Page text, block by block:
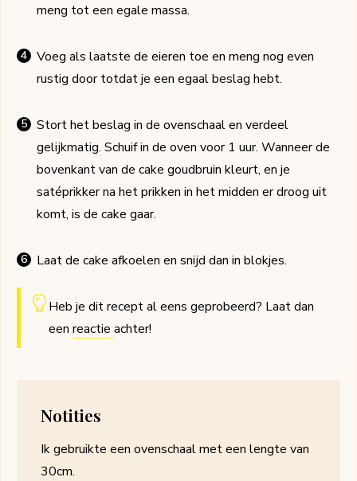
meng tot een egale massa.
Voeg als laatste de eieren toe en meng nog even
rustig door totdat je een egaal beslag hebt.
Stort het beslag in de ovenschaal en verdeel
gelijkmatig. Schuif in de oven voor 1 uur. Wanneer de
bovenkant van de cake goudbruin kleurt, en je
satéprikker na het prikken in het midden er droog uit
komt, is de cake gaar.
Laat de cake afkoelen en snijd dan in blokjes.
Heb je dit recept al eens geprobeerd? Laat dan
een reactie achter!
Notities
Ik gebruikte een ovenschaal met een lengte van
30cm.